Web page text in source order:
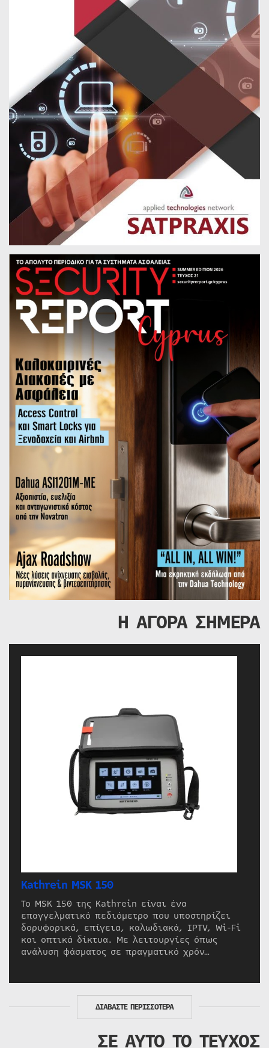
Η ΑΓΟΡΑ ΣΗΜΕΡΑ
Kathrein MSK 150
Το MSK 150 της Kathrein είναι ένα
επαγγελματικό πεδιόμετρο που υποστηρίζει
δορυφορικά, επίγεια, καλωδιακά, IPTV, Wi-Fi
και οπτικά δίκτυα. Με λειτουργίες όπως
ανάλυση φάσματος σε πραγματικό χρόν…
ΔΙΑΒΑΣΤΕ ΠΕΡΙΣΣΟΤΕΡΑ
ΣΕ ΑΥΤΟ ΤΟ ΤΕΥΧΟΣ